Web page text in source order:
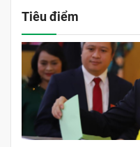
Tiêu điểm